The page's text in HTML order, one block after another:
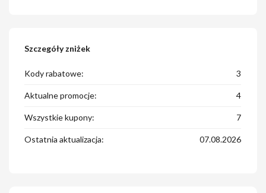
Szczegóły zniżek
Kody rabatowe: 3
Aktualne promocje: 4
Wszystkie kupony: 7
Ostatnia aktualizacja: 07.08.2026